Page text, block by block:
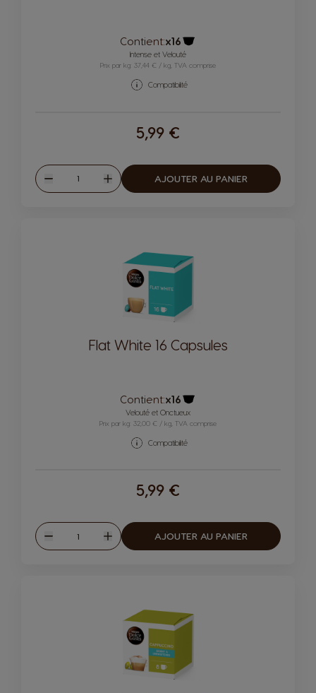
Contient:x16
Icône capsules
Intense et Velouté
Prix par kg: 37,44 € / kg, TVA comprise
Compatibilité
5,99 €
Diminuer
Quantité
Augmenter
AJOUTER AU PANIER
Flat White 16 Capsules
Contient:x16
Icône capsules
Velouté et Onctueux
Prix par kg: 32,00 € / kg, TVA comprise
Compatibilité
5,99 €
Diminuer
Quantité
Augmenter
AJOUTER AU PANIER